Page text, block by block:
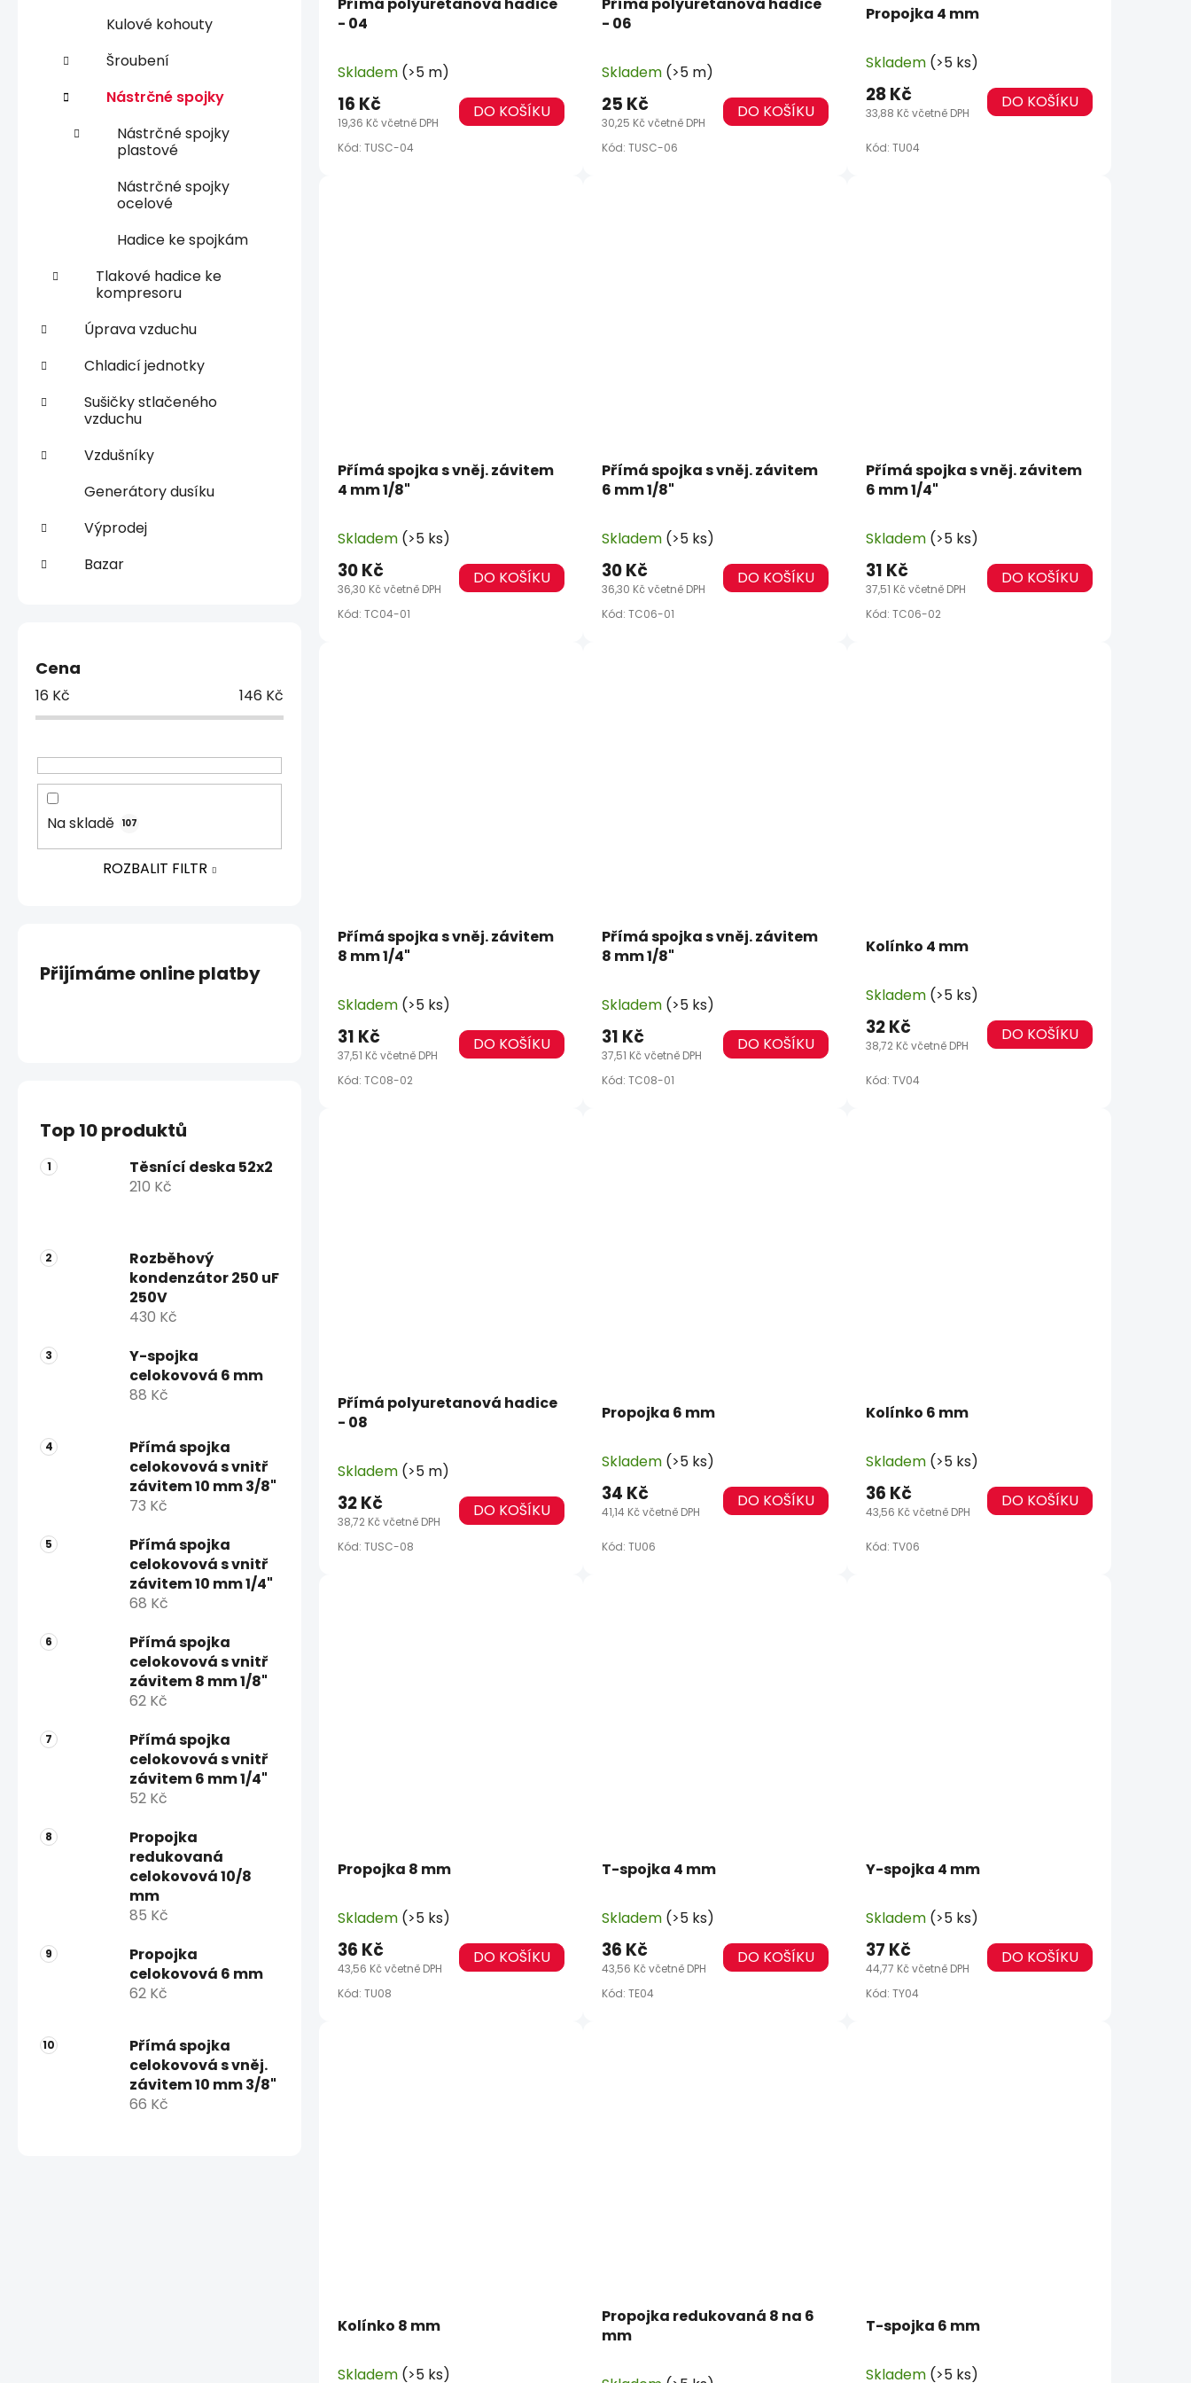
Kulové kohouty
Šroubení
Nástrčné spojky
Nástrčné spojky
plastové
Nástrčné spojky
ocelové
Hadice ke spojkám
Tlakové hadice ke
kompresoru
Úprava vzduchu
Chladicí jednotky
Sušičky stlačeného
vzduchu
Vzdušníky
Generátory dusíku
Výprodej
Bazar
Cena
16 Kč 146 Kč
Na skladě 107
ROZBALIT FILTR
Přijímáme online platby
Top 10 produktů
Těsnící deska 52x2
210 Kč
Rozběhový
kondenzátor 250 uF
250V
430 Kč
Y-spojka
celokovová 6 mm
88 Kč
Přímá spojka
celokovová s vnitř
závitem 10 mm 3/8"
73 Kč
Přímá spojka
celokovová s vnitř
závitem 10 mm 1/4"
68 Kč
Přímá spojka
celokovová s vnitř
závitem 8 mm 1/8"
62 Kč
Přímá spojka
celokovová s vnitř
závitem 6 mm 1/4"
52 Kč
Propojka
redukovaná
celokovová 10/8
mm
85 Kč
Propojka
celokovová 6 mm
62 Kč
Přímá spojka
celokovová s vněj.
závitem 10 mm 3/8"
66 Kč
Přímá polyuretanová hadice
- 04
Skladem (>5 m)
19,36 Kč včetně DPH
16 Kč DO KOŠÍKU
Kód: TUSC-04
Přímá polyuretanová hadice
- 06
Skladem (>5 m)
30,25 Kč včetně DPH
25 Kč DO KOŠÍKU
Kód:TUSC-06
Propojka 4 mm
Skladem (>5 ks)
33,88 Kč včetně DPH
28 Kč DO KOŠÍKU
Kód:TU04
Přímá spojka s vněj. závitem
4 mm 1/8"
Skladem (>5 ks)
36,30 Kč včetně DPH
30 Kč DO KOŠÍKU
Kód: TC04-01
Přímá spojka s vněj. závitem
6 mm 1/8"
Skladem (>5 ks)
36,30 Kč včetně DPH
30 Kč DO KOŠÍKU
Kód:TC06-01
Přímá spojka s vněj. závitem
6 mm 1/4"
Skladem (>5 ks)
37,51 Kč včetně DPH
31 Kč DO KOŠÍKU
Kód:TC06-02
Přímá spojka s vněj. závitem
8 mm 1/4"
Skladem (>5 ks)
37,51 Kč včetně DPH
31 Kč DO KOŠÍKU
Kód: TC08-02
Přímá spojka s vněj. závitem
8 mm 1/8"
Skladem (>5 ks)
37,51 Kč včetně DPH
31 Kč DO KOŠÍKU
Kód:TC08-01
Kolínko 4 mm
Skladem (>5 ks)
38,72 Kč včetně DPH
32 Kč DO KOŠÍKU
Kód:TV04
Přímá polyuretanová hadice
- 08
Skladem (>5 m)
38,72 Kč včetně DPH
32 Kč DO KOŠÍKU
Kód: TUSC-08
Propojka 6 mm
Skladem (>5 ks)
41,14 Kč včetně DPH
34 Kč DO KOŠÍKU
Kód:TU06
Kolínko 6 mm
Skladem (>5 ks)
43,56 Kč včetně DPH
36 Kč DO KOŠÍKU
Kód:TV06
Propojka 8 mm
Skladem (>5 ks)
43,56 Kč včetně DPH
36 Kč DO KOŠÍKU
Kód: TU08
T-spojka 4 mm
Skladem (>5 ks)
43,56 Kč včetně DPH
36 Kč DO KOŠÍKU
Kód:TE04
Y-spojka 4 mm
Skladem (>5 ks)
44,77 Kč včetně DPH
37 Kč DO KOŠÍKU
Kód:TY04
Kolínko 8 mm
Skladem (>5 ks)
Propojka redukovaná 8 na 6
mm
T-spojka 6 mm
Skladem (>5 ks)